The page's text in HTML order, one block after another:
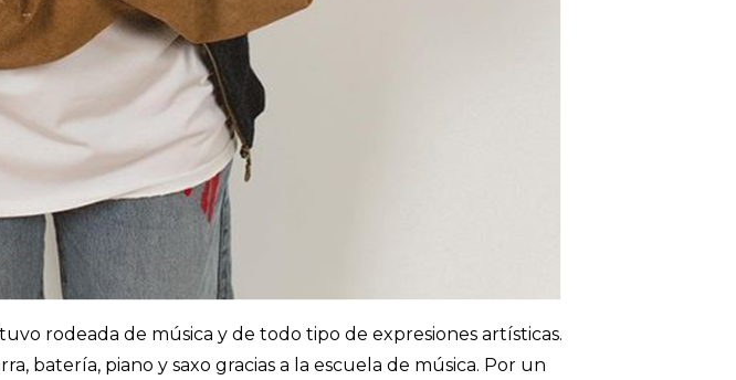
rodeada de música y de todo tipo de expresiones artísticas.
batería, piano y saxo gracias a la escuela de música. Por un